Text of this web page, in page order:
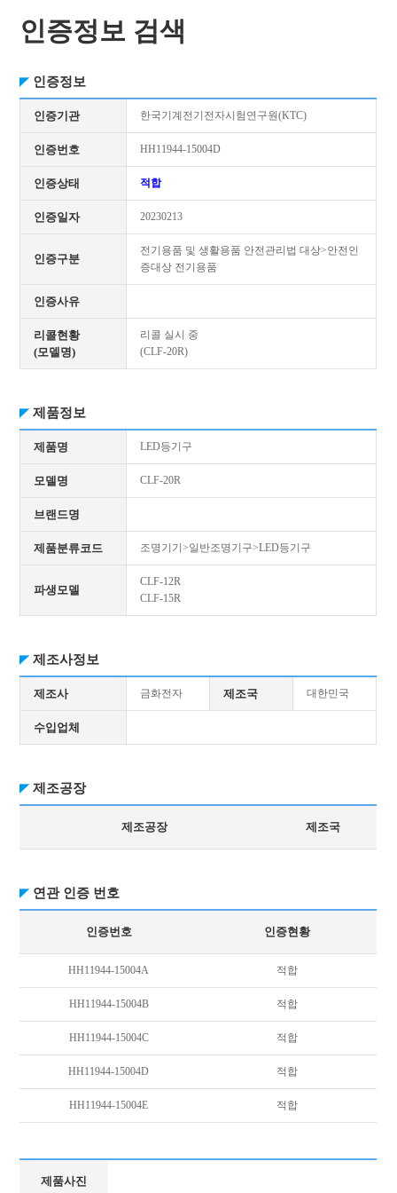
인증정보 검색
인증정보
인증기관 한국기계전기전자시험연구원(KTC)
인증번호 HH11944-15004D
인증상태 적합
인증일자 20230213
인증구분
전기용품 및 생활용품 안전관리법 대상>안전인
증대상 전기용품
인증사유
리콜현황
(모델명)
리콜 실시 중
(CLF-20R)
제품정보
제품명 LED등기구
모델명 CLF-20R
브랜드명
제품분류코드 조명기기>일반조명기구>LED등기구
파생모델
CLF-12R
CLF-15R
제조사정보
제조사 금화전자 제조국 대한민국
수입업체
제조공장
제조공장 제조국
연관 인증 번호
인증번호 인증현황
HH11944-15004A 적합
HH11944-15004B 적합
HH11944-15004C 적합
HH11944-15004D 적합
HH11944-15004E 적합
제품사진